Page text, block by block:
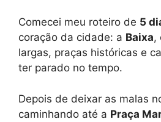
Comecei meu roteiro de 5
coração da cidade: a Baixa,
largas, praças históricas e
ter parado no tempo.
Depois de deixar as malas
caminhando até a Praça